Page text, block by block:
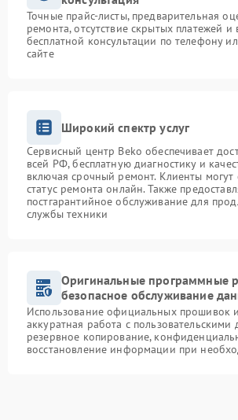
Точные прайс-листы, предварительная
ремонта, отсутствие скрытых платежей и
бесплатной консультации по телефону
сайте
Широкий спектр услуг
Сервисный центр Beko обеспечивает
всей РФ, бесплатную диагностику и
включая срочный ремонт. Клиенты могут
статус ремонта онлайн. Также
постгарантийное обслуживание для
службы техники
Оригинальные программные
безопасное обслуживание
Использование официальных прошивок
аккуратная работа с
резервное копирование,
восстановление информации при